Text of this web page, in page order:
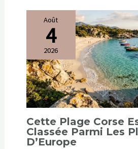
Août
4
2026
Cette Plage Corse
Classée Parmi Les
D’Europe